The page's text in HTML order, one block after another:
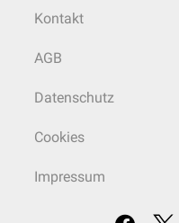
Kontakt
AGB
Datenschutz
Cookies
Impressum